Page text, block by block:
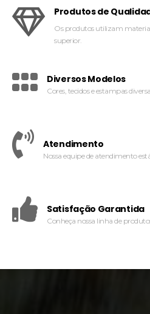
Produtos de
Os produtos utilizam
superior.
Diversos Modelos
Cores, tecidos e estampas
Atendimento
Nossa equipe de atendimento
Satisfação Garantida
Conheça nossa linha de